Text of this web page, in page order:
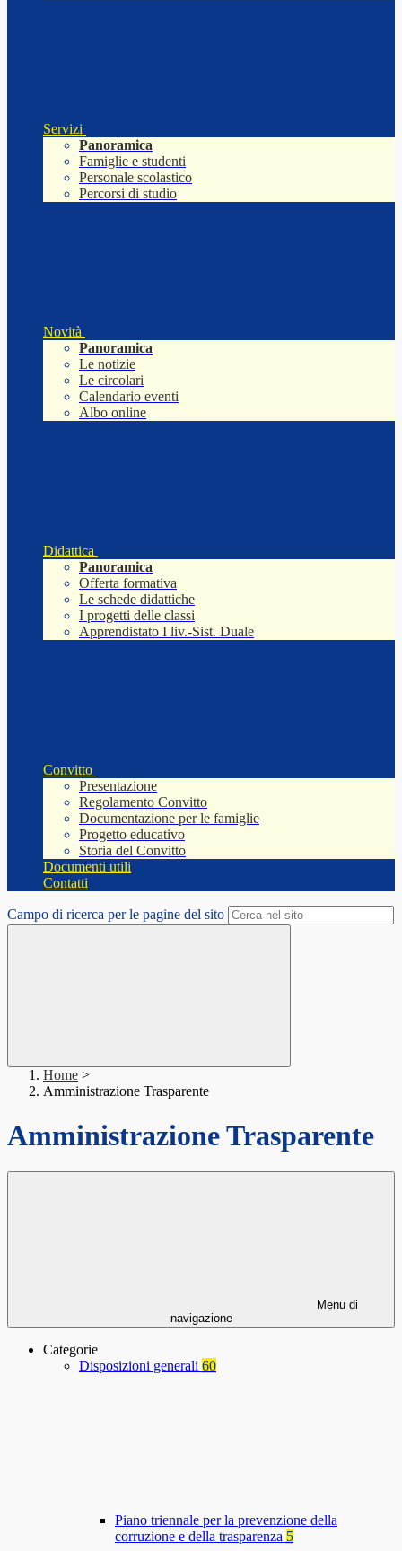
Servizi
Panoramica
Famiglie e studenti
Personale scolastico
Percorsi di studio
Novità
Panoramica
Le notizie
Le circolari
Calendario eventi
Albo online
Didattica
Panoramica
Offerta formativa
Le schede didattiche
I progetti delle classi
Apprendistato I liv.-Sist. Duale
Convitto
Presentazione
Regolamento Convitto
Documentazione per le famiglie
Progetto educativo
Storia del Convitto
Documenti utili
Contatti
Campo di ricerca per le pagine del sito
Home >
Amministrazione Trasparente
Amministrazione Trasparente
Menu di
navigazione
Categorie
Disposizioni generali 60
Piano triennale per la prevenzione della
corruzione e della trasparenza 5